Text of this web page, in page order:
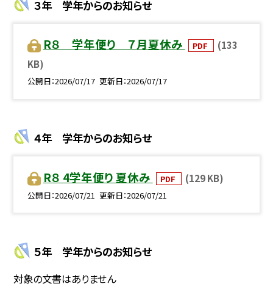
３年 学年からのお知らせ
R８ 学年便り ７月夏休み PDF
(133
KB)
公開日 2026/07/17 更新日 2026/07/17
４年 学年からのお知らせ
R８ 4学年便り 夏休み PDF (129 KB)
公開日 2026/07/21 更新日 2026/07/21
５年 学年からのお知らせ
対象の文書はありません